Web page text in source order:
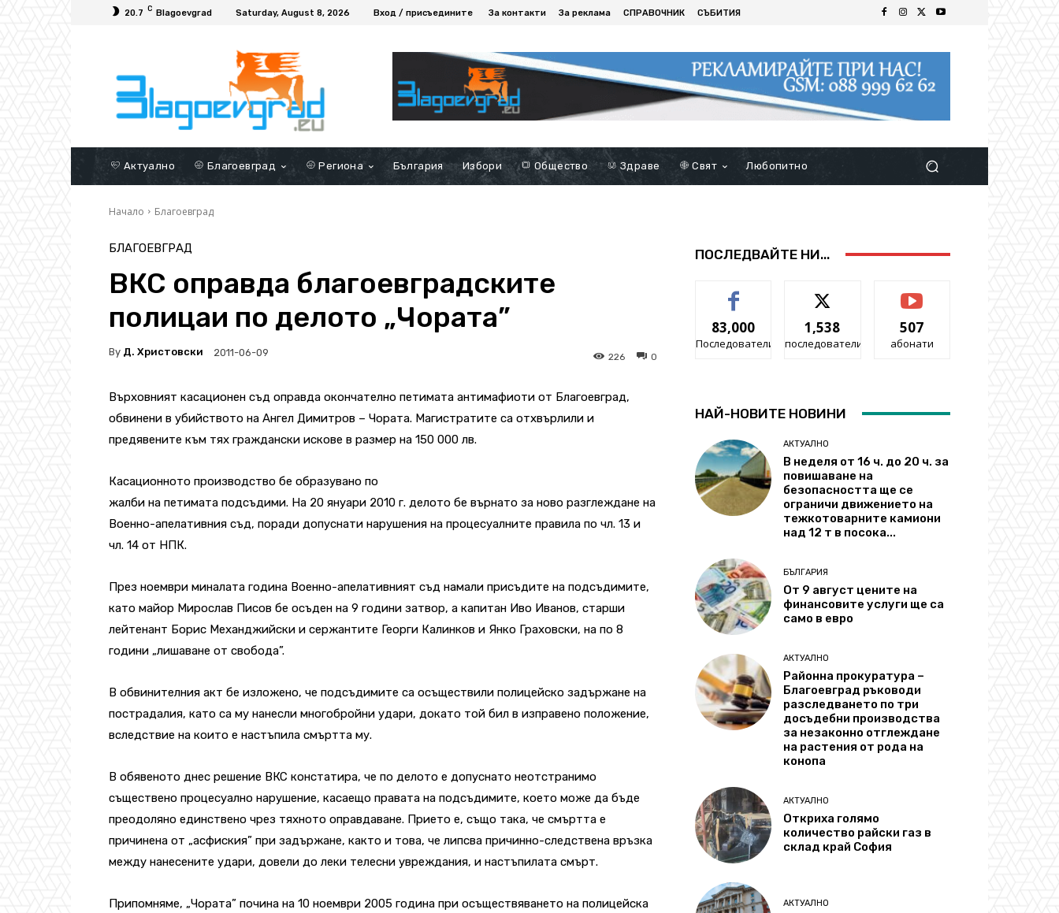
20.7 C Blagoevgrad Saturday, August 8, 2026 Вход / присъедините За контакти За реклама СПРАВОЧНИК СЪБИТИЯ
Актуално Благоевград Региона България Избори Общество Здраве Свят Любопитно
Начало Благоевград
БЛАГОЕВГРАД
ВКС оправда благоевградските
полицаи по делото „Чората”
By Д. Христовски 2011-06-09 0
226
Върховният касационен съд оправда окончателно петимата антимафиоти от Благоевград,
обвинени в убийството на Ангел Димитров – Чората. Магистратите са отхвърлили и
предявените към тях граждански искове в размер на 150 000 лв.
Касационното производство бе образувано по
жалби на петимата подсъдими. На 20 януари 2010 г. делото бе върнато за ново разглеждане на
Военно-апелативния съд, поради допуснати нарушения на процесуалните правила по чл. 13 и
чл. 14 от НПК.
През ноември миналата година Военно-апелативният съд намали присъдите на подсъдимите,
като майор Мирослав Писов бе осъден на 9 години затвор, а капитан Иво Иванов, старши
лейтенант Борис Механджийски и сержантите Георги Калинков и Янко Граховски, на по 8
години „лишаване от свобода”.
В обвинителния акт бе изложено, че подсъдимите са осъществили полицейско задържане на
пострадалия, като са му нанесли многобройни удари, докато той бил в изправено положение,
вследствие на които е настъпила смъртта му.
В обявеното днес решение ВКС констатира, че по делото е допуснато неотстранимо
съществено процесуално нарушение, касаещо правата на подсъдимите, което може да бъде
преодоляно единствено чрез тяхното оправдаване. Прието е, също така, че смъртта е
причинена от „асфиския” при задържане, както и това, че липсва причинно-следствена връзка
между нанесените удари, довели до леки телесни увреждания, и настъпилата смърт.
Припомняме, „Чората” почина на 10 ноември 2005 година при осъществяването на полицейска
ПОСЛЕДВАЙТЕ НИ...
83,000
Последователи
1,538
последователи
507
абонати
НАЙ-НОВИТЕ НОВИНИ
АКТУАЛНО
В неделя от 16 ч. до 20 ч. за
повишаване на
безопасността ще се
ограничи движението на
тежкотоварните камиони
над 12 т в посока...
БЪЛГАРИЯ
От 9 август цените на
финансовите услуги ще са
само в евро
АКТУАЛНО
Районна прокуратура –
Благоевград ръководи
разследването по три
досъдебни производства
за незаконно отглеждане
на растения от рода на
конопа
АКТУАЛНО
Откриха голямо
количество райски газ в
склад край София
АКТУАЛНО